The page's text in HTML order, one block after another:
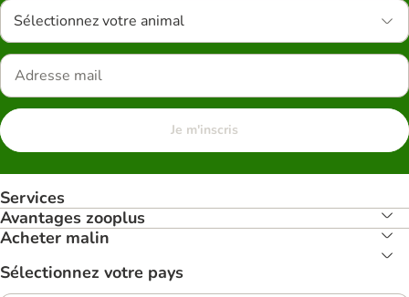
Sélectionnez votre animal
Je m'inscris
Services
Avantages zooplus
Acheter malin
Sélectionnez votre pays